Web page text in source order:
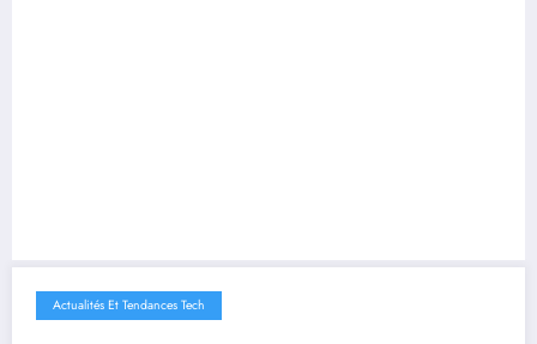
Actualités Et Tendances Tech